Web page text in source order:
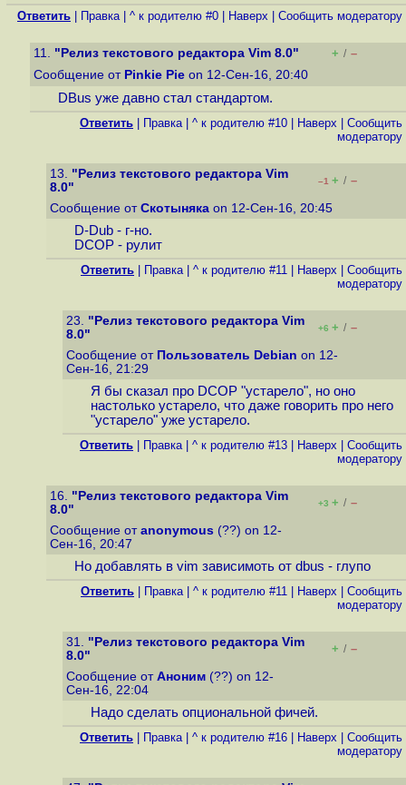
Ответить Правка| ^ к родителю #0 Наверх Cообщить модератору
11. "Релиз текстового редактора Vim 8.0" + / –
Сообщение от Pinkie Pie on 12-Сен-16, 20:40
DBus уже давно стал стандартом.
Ответить Правка| ^ к родителю #10 Наверх
Cообщить
модератору
13. "Релиз текстового редактора Vim
8.0"
–1 + / –
Сообщение от Скотыняка on 12-Сен-16, 20:45
D-Dub - г-но.
DCOP - рулит
Ответить Правка| ^ к родителю #11 Наверх
Cообщить
модератору
23. "Релиз текстового редактора Vim
8.0"
+6 + / –
Сообщение от Пользователь Debian on 12-
Сен-16, 21:29
Я бы сказал про DCOP "устарело", но оно
настолько устарело, что даже говорить про него
"устарело" уже устарело.
Ответить Правка| ^ к родителю #13 Наверх
Cообщить
модератору
16. "Релиз текстового редактора Vim
8.0"
+3 + / –
Сообщение от anonymous (??) on 12-
Сен-16, 20:47
Но добавлять в vim зависимоть от dbus - глупо
Ответить Правка| ^ к родителю #11 Наверх
Cообщить
модератору
31. "Релиз текстового редактора Vim
8.0"
+ / –
Сообщение от Аноним (??) on 12-
Сен-16, 22:04
Надо сделать опциональной фичей.
Ответить Правка| ^ к родителю #16 Наверх
Cообщить
модератору